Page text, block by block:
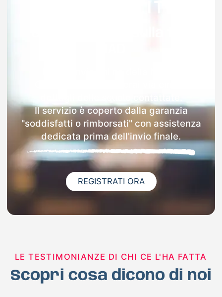
Il servizio è coperto dalla garanzia
"soddisfatti o rimborsati" con assistenza
dedicata prima dell'invio finale.
REGISTRATI ORA
LE TESTIMONIANZE DI CHI CE L'HA FATTA
Scopri cosa dicono di noi